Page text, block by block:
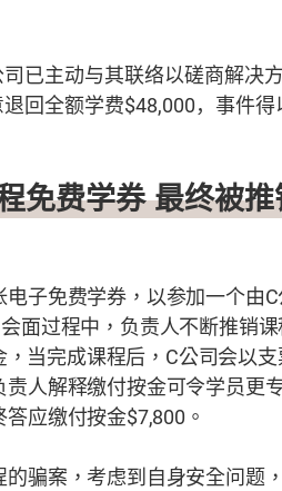
已主动与其联络以磋商解决
回全额学费$48,000，事件得
免费学券最终被
子免费学券，以参加一个由C
面过程中，负责人不断推销
，当完成课程后， C公司会以
人解释缴付按金可令学员更
答应缴付按金$7,800 。
骗案，考虑到自身安全问题